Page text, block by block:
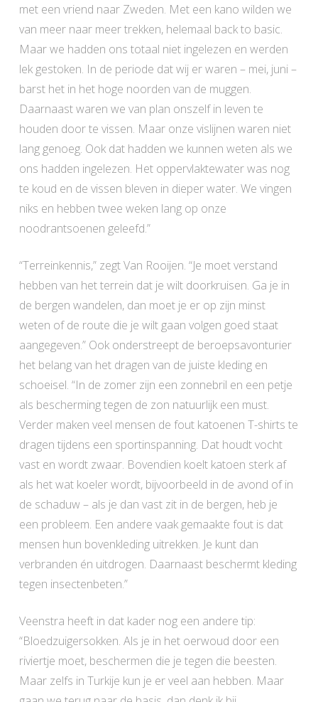
met een vriend naar Zweden. Met een kano wilden we
van meer naar meer trekken, helemaal back to basic.
Maar we hadden ons totaal niet ingelezen en werden
lek gestoken. In de periode dat wij er waren – mei, juni –
barst het in het hoge noorden van de muggen.
Daarnaast waren we van plan onszelf in leven te
houden door te vissen. Maar onze vislijnen waren niet
lang genoeg. Ook dat hadden we kunnen weten als we
ons hadden ingelezen. Het oppervlaktewater was nog
te koud en de vissen bleven in dieper water. We vingen
niks en hebben twee weken lang op onze
noodrantsoenen geleefd.”
“Terreinkennis,” zegt Van Rooijen. “Je moet verstand
hebben van het terrein dat je wilt doorkruisen. Ga je in
de bergen wandelen, dan moet je er op zijn minst
weten of de route die je wilt gaan volgen goed staat
aangegeven.” Ook onderstreept de beroepsavonturier
het belang van het dragen van de juiste kleding en
schoeisel. “In de zomer zijn een zonnebril en een petje
als bescherming tegen de zon natuurlijk een must.
Verder maken veel mensen de fout katoenen T-shirts te
dragen tijdens een sportinspanning. Dat houdt vocht
vast en wordt zwaar. Bovendien koelt katoen sterk af
als het wat koeler wordt, bijvoorbeeld in de avond of in
de schaduw – als je dan vast zit in de bergen, heb je
een probleem. Een andere vaak gemaakte fout is dat
mensen hun bovenkleding uitrekken. Je kunt dan
verbranden én uitdrogen. Daarnaast beschermt kleding
tegen insectenbeten.”
Veenstra heeft in dat kader nog een andere tip:
“Bloedzuigersokken. Als je in het oerwoud door een
riviertje moet, beschermen die je tegen die beesten.
Maar zelfs in Turkije kun je er veel aan hebben. Maar